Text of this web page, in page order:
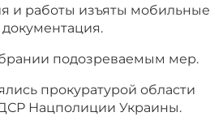
и работы изъяты мобильные
подозреваемым мер.
прокуратурой области
Нацполиции Украины.